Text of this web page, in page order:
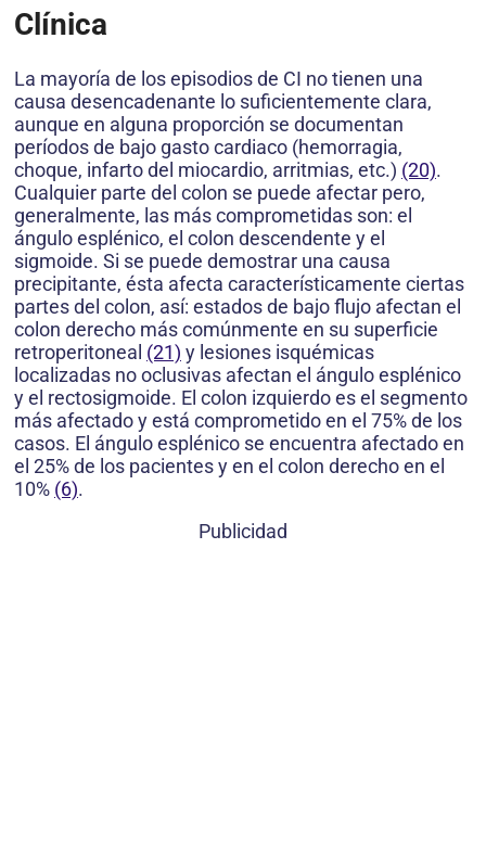
Clínica
La mayoría de los episodios de CI no tienen una
causa desencadenante lo suficientemente clara,
aunque en alguna proporción se documentan
períodos de bajo gasto cardiaco (hemorragia,
choque, infarto del miocardio, arritmias, etc.) (20).
Cualquier parte del colon se puede afectar pero,
generalmente, las más comprometidas son: el
ángulo esplénico, el colon descendente y el
sigmoide. Si se puede demostrar una causa
precipitante, ésta afecta característicamente ciertas
partes del colon, así: estados de bajo flujo afectan el
colon derecho más comúnmente en su superficie
retroperitoneal (21) y lesiones isquémicas
localizadas no oclusivas afectan el ángulo esplénico
y el rectosigmoide. El colon izquierdo es el segmento
más afectado y está comprometido en el 75% de los
casos. El ángulo esplénico se encuentra afectado en
el 25% de los pacientes y en el colon derecho en el
10% (6).
Publicidad